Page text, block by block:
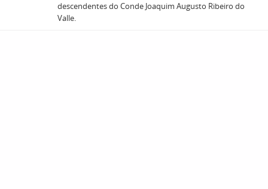
descendentes do Conde Joaquim Augusto Ribeiro do
Valle.